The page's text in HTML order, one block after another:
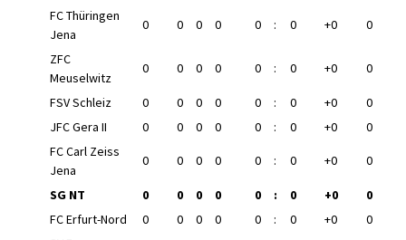
FC Thüringen
Jena
0 0 0 0 0 : 0 +0 0
ZFC
Meuselwitz
0 0 0 0 0 : 0 +0 0
FSV Schleiz 0 0 0 0 0 : 0 +0
0
JFC Gera II
0 0 0 0 0 : 0 +0
0
FC Carl Zeiss
Jena
0 0 0 0 0 : 0 +0 0
SG NT 0 0 0 0 0 : 0 +0
0
FC Erfurt-Nord
0 0 0 0 0 : 0 +0
0